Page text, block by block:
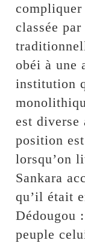
classée
obéi à une
institution
est diverse
position
lorsqu’on
Sankara
qu’il était
Dédougou
peuple